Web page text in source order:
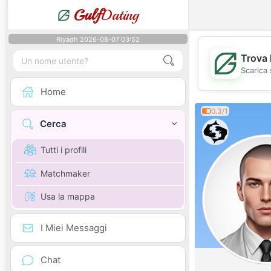
GulfDating
Riyadh 2026-08-07 03:52
Home
Cerca
Tutti i profili
Matchmaker
Usa la mappa
I Miei Messaggi
Chat
Trova
0.3/1